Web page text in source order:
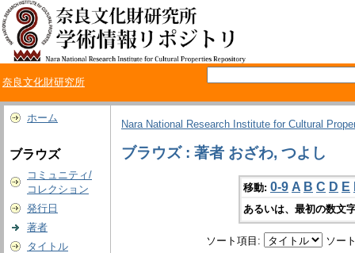
奈良文化財研究所
ホーム
ブラウズ
コミュニティ/
コレクション
発行日
著者
タイトル
Nara National Research Institute for Cultural
ブラウズ : 著者 おざわ, つよし
移動: 0-9 A B C D E
あるいは、最初の数文
ソート項目: ソー